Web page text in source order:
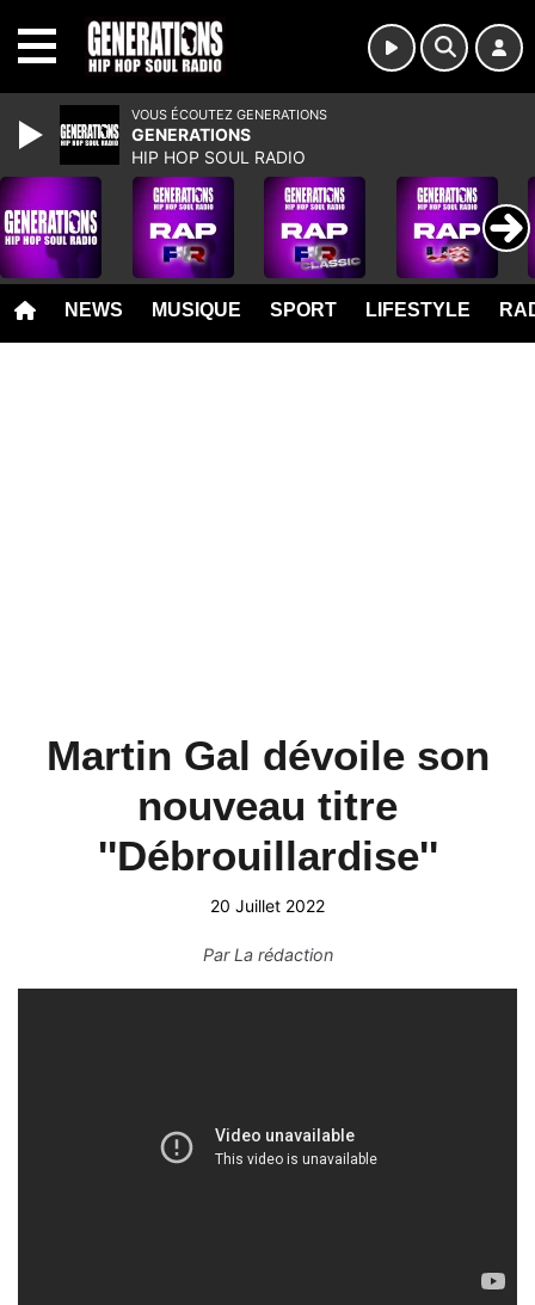
NEWS MUSIQUE SPORT LIFESTYLE
Martin Gal dévoile son
nouveau titre
''Débrouillardise''
20 Juillet 2022
ParLa rédaction
VOUS ÉCOUTEZ GENERATIONS
GENERATIONS
HIP HOP SOUL RADIO